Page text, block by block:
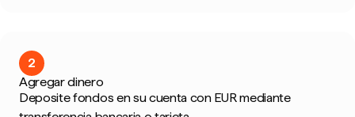
2
Agregar dinero
Deposite fondos en su cuenta con EUR mediante